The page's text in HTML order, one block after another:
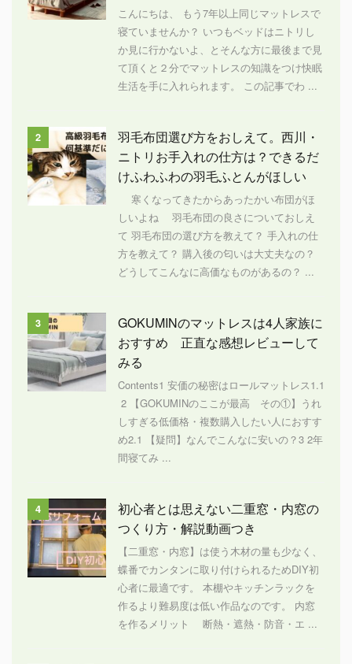
こんにちは、 もう7年以上同じマットレスで
寝ていませんか？ いつもベッドはニトリし
か見に行かないよ、とそんな方に最後まで見
て頂くと２分でマットレスの知識をつけ快眠
生活を手に入れられます。 この記事でわ ...
2
羽毛布団選び方をおしえて。西川・
ニトリお手入れの仕方は？できるだ
けふわふわの羽毛ふとんがほしい
寒くなってきたからあったかい布団がほ
しいよね 羽毛布団の良さについておしえ
て 羽毛布団の選び方を教えて？ 手入れの仕
方を教えて？ 購入後の匂いは大丈夫なの？
どうしてこんなに高価なものがあるの？ ...
3
GOKUMINのマットレスは4人家族に
おすすめ 正直な感想レビューして
みる
Contents1 安価の秘密はロールマットレス1.1
2 【GOKUMINのここが最高 その①】うれ
しすぎる低価格・複数購入したい人におすす
め2.1 【疑問】なんでこんなに安いの？3 2年
間寝てみ ...
4
初心者とは思えない二重窓・内窓の
つくり方・解説動画つき
【二重窓・内窓】は使う木材の量も少なく、
蝶番でカンタンに取り付けられるためDIY初
心者に最適です。 本棚やキッチンラックを
作るより難易度は低い作品なのです。 内窓
を作るメリット 断熱・遮熱・防音・エ ...